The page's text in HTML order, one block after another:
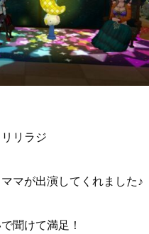
リラジ
マが出演してくれました♪
聞けて満足！